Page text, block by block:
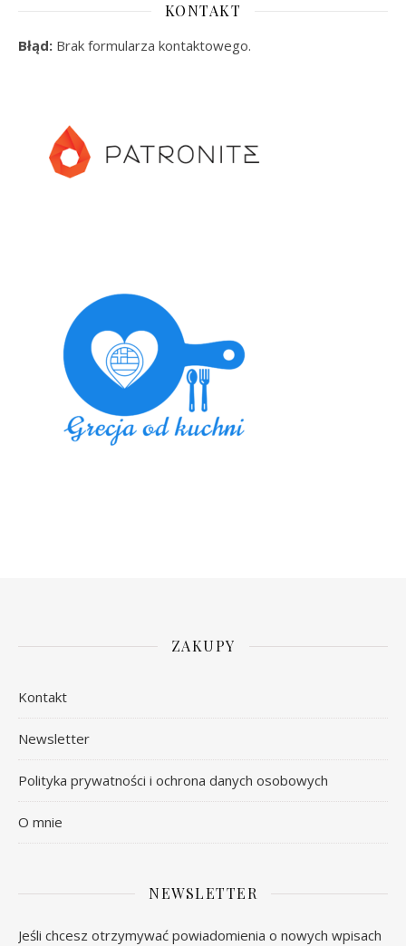
KONTAKT
Błąd: Brak formularza kontaktowego.
ZAKUPY
Kontakt
Newsletter
Polityka prywatności i ochrona danych osobowych
O mnie
NEWSLETTER
Jeśli chcesz otrzymywać powiadomienia o nowych wpisach